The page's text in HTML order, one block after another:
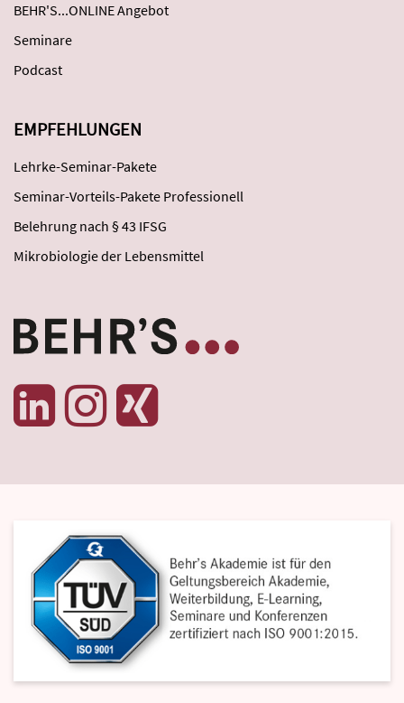
BEHR'S...ONLINE Angebot
Seminare
Podcast
EMPFEHLUNGEN
Lehrke-Seminar-Pakete
Seminar-Vorteils-Pakete Professionell
Belehrung nach § 43 IFSG
Mikrobiologie der Lebensmittel